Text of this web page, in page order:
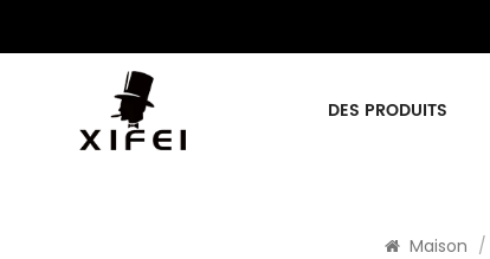
DES PRODUITS
Maison /